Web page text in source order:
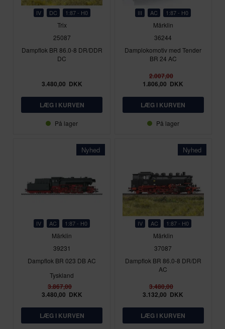
IV DC 1:87 - H0
Trix
25087
Dampflok BR 86.0-8 DR/DDR
DC
3.480,00 DKK
På lager
III AC 1:87 - H0
Märklin
36244
Damplokomotiv med Tender
BR 24 AC
2.007,00
1.806,00 DKK
På lager
Nyhed
IV AC 1:87 - H0
Märklin
39231
Dampflok BR 023 DB AC
Tyskland
3.867,00
3.480,00 DKK
Nyhed
IV AC 1:87 - H0
Märklin
37087
Dampflok BR 86.0-8 DR/DR
AC
3.480,00
3.132,00 DKK